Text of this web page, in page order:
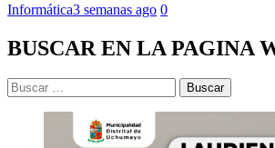
Informática3 semanas ago 0
BUSCAR EN LA PAGINA
Buscar: